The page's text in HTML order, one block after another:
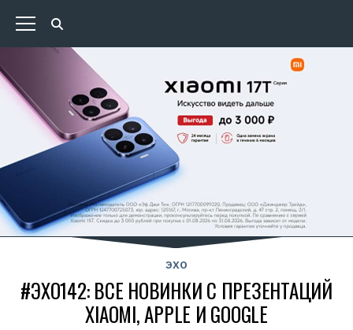
ЭХО
#ЭХО142: ВСЕ НОВИНКИ С ПРЕЗЕНТАЦИЙ
XIAOMI, APPLE И GOOGLE